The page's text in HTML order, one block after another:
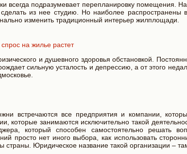
всегда подразумевает перепланировку помещения.
из нее студию. Но наиболее распространены
изменить традиционный интерьер жилплощади.
на жилье растет
и душевного здоровья обстановкой.
сильную усталость и депрессию, а от этого
встречаются все предприятия и компании,
которые занимаются исключительно такой
который способен самостоятельно решать
просто нет иного выбора, как использовать
страны. Юридическое название такой организации –